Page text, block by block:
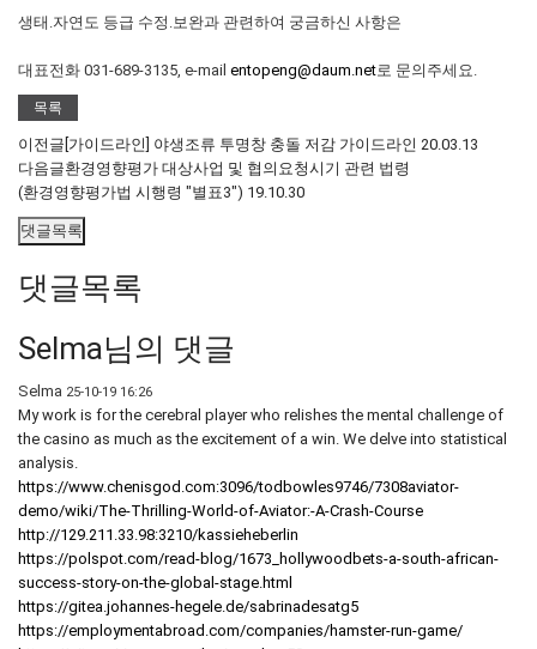
생태․자연도 등급 수정․보완과 관련하여 궁금하신 사항은
대표전화 031-689-3135, e-mail entopeng@daum.net로 문의주세요.
목록
이전글 [가이드라인] 야생조류 투명창 충돌 저감 가이드라인 20.03.13
다음글환경영향평가 대상사업 및 협의요청시기 관련 법령
(환경영향평가법 시행령 "별표3") 19.10.30
댓글목록
댓글목록
Selma님의 댓글
Selma 25-10-19 16:26
My work is for the cerebral player who relishes the mental challenge of
the casino as much as the excitement of a win. We delve into statistical
analysis.
https://www.chenisgod.com:3096/todbowles9746/7308aviator-
demo/wiki/The-Thrilling-World-of-Aviator:-A-Crash-Course
http://129.211.33.98:3210/kassieheberlin
https://polspot.com/read-blog/1673_hollywoodbets-a-south-african-
success-story-on-the-global-stage.html
https://gitea.johannes-hegele.de/sabrinadesatg5
https://employmentabroad.com/companies/hamster-run-game/